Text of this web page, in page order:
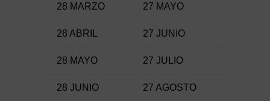
28 MARZO 27 MAYO
28 ABRIL 27 JUNIO
28 MAYO 27 JULIO
28 JUNIO 27 AGOSTO